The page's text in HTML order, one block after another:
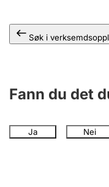
Søk i
Fann du det
Ja Nei